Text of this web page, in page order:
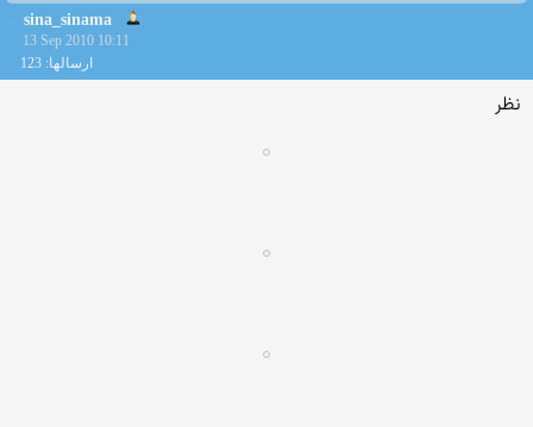
sina_sinama
13 Sep 2010 10:11
ارسالها: 123
نظر